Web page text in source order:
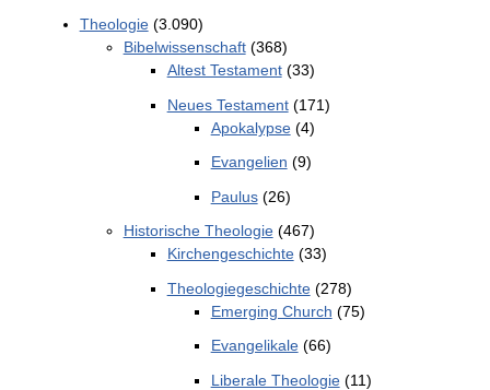
Theologie(3.090)
Bibelwissenschaft(368)
Altest Testament(33)
Neues Testament(171)
Apokalypse(4)
Evangelien (9)
Paulus(26)
Historische Theologie(467)
Kirchengeschichte(33)
Theologiegeschichte(278)
Emerging Church (75)
Evangelikale(66)
Liberale Theologie(11)